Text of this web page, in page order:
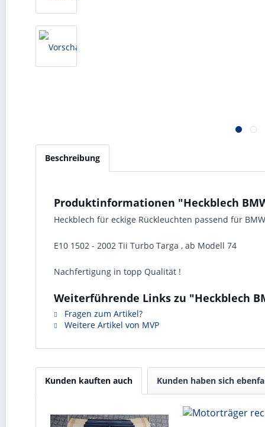
Beschreibung
Produktinformationen "Heckblech
Heckblech für eckige Rückleuchten passend für
E10 1502 - 2002 Tii Turbo Targa , ab Modell 74
Nachfertigung in topp Qualität !
Weiterführende Links zu "Heckblech
Fragen zum Artikel?
Weitere Artikel von MVP
Kunden kauften auch Kunden haben sich